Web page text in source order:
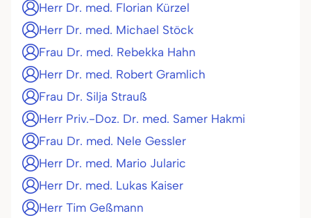
Herr Dr. med. Florian Kürzel
Herr Dr. med. Michael Stöck
Frau Dr. med. Rebekka Hahn
Herr Dr. med. Robert Gramlich
Frau Dr. Silja Strauß
Herr Priv.-Doz. Dr. med. Samer Hakmi
Frau Dr. med. Nele Gessler
Herr Dr. med. Mario Jularic
Herr Dr. med. Lukas Kaiser
Herr Tim Geßmann